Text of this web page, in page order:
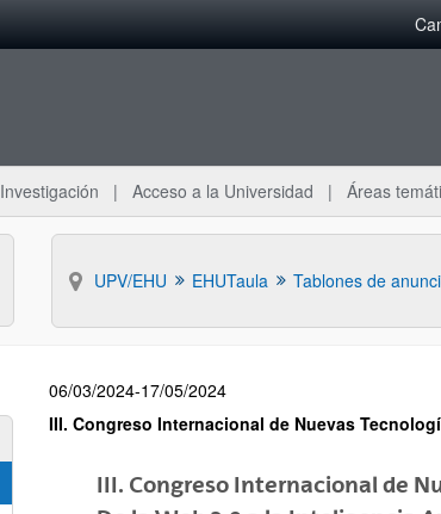
Investigación Acceso a la Universidad Áreas
UPV/EHU EHUTaula Tablones de
06/03/2024-17/05/2024
III. Congreso Internacional de Nuevas
III. Congreso Internacional de